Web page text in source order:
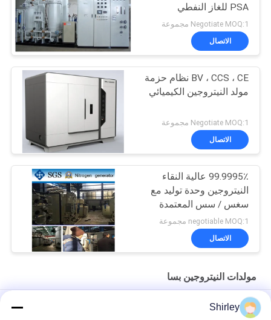
PSA للغاز النفطي
Negotiate MOQ:1 مجموعة
الاتصال
BV ، CCS ، CE نظام حزمة
مولد النيتروجين الكيميائي
Negotiate MOQ:1 مجموعة
الاتصال
99.9995٪ عالية النقاء
النيتروجين وحدة توليد مع
سغس / سس المعتمدة
negotiable MOQ:1 مجموعة
الاتصال
مولدات النيتروجين بسا
النقاء وتوفير 90% من التكاليف
Shirley